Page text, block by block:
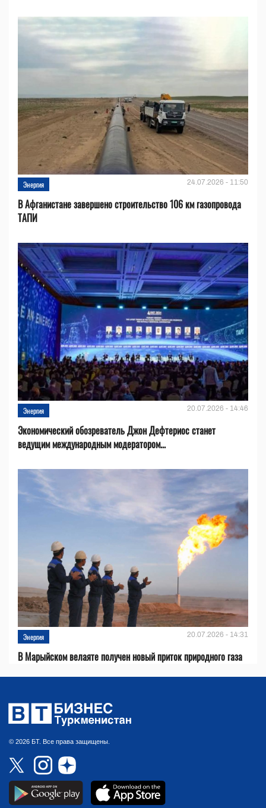
Энергия 24.07.2026 - 11:50
В Афганистане завершено строительство 106 км газопровода
ТАПИ
Энергия 20.07.2026 - 14:46
Экономический обозреватель Джон Дефтериос станет
ведущим международным модератором...
Энергия 20.07.2026 - 14:31
В Марыйском велаяте получен новый приток природного газа
© 2026 БТ. Все права защищены.